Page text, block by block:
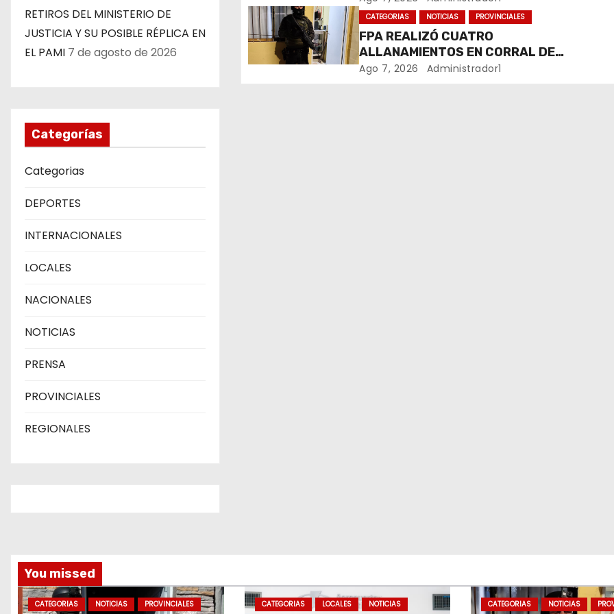
RETIROS DEL MINISTERIO DE
JUSTICIA Y SU POSIBLE RÉPLICA EN
EL PAMI 7 de agosto de 2026
Categorías
Categorias
DEPORTES
INTERNACIONALES
LOCALES
NACIONALES
NOTICIAS
PRENSA
PROVINCIALES
REGIONALES
e
e
MARIHUANA EN UNA PLAZA
CATEGORIAS NOTICIAS PROVINCIALES
FPA REALIZÓ CUATRO
ALLANAMIENTOS EN CORRAL DE
BUSTOS-IFFLINGER
Ago 7, 2026 Administrador1
You missed
CATEGORIAS NOTICIAS PROVINCIALES CATEGORIAS LOCALES NOTICIAS CATEGORIAS NOTICIAS